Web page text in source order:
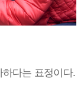
다는 표정이다.